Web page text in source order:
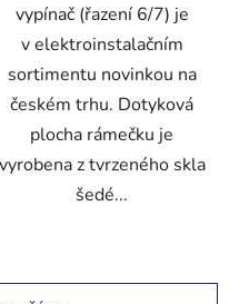
vypínač (řazení 6/7) je
v elektroinstalačním
sortimentu novinkou na
českém trhu. Dotyková
plocha rámečku je
vyrobena z tvrzeného skla
šedé...